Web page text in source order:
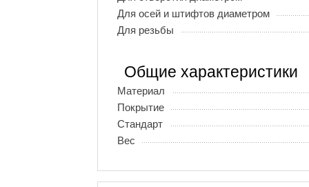
Для осей и штифтов диаметром
Для резьбы
Общие характеристики
Материал
Покрытие
Стандарт
Вес